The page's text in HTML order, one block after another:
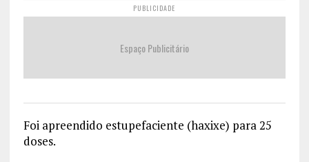
PUBLICIDADE
Espaço Publicitário
Foi apreendido estupefaciente (haxixe) para 25
doses.